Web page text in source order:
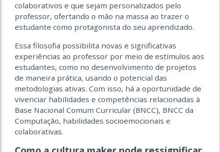
colaborativos e que sejam personalizados pelo
professor, ofertando o mão na massa ao trazer o
estudante como protagonista do seu aprendizado.
Essa filosofia possibilita novas e significativas
experiências ao professor por meio de estímulos aos
estudantes, como no desenvolvimento de projetos
de maneira prática, usando o potencial das
metodologias ativas. Com isso, há a oportunidade de
vivenciar habilidades e competências relacionadas à
Base Nacional Comum Curricular (BNCC), BNCC da
Computação, habilidades socioemocionais e
colaborativas.